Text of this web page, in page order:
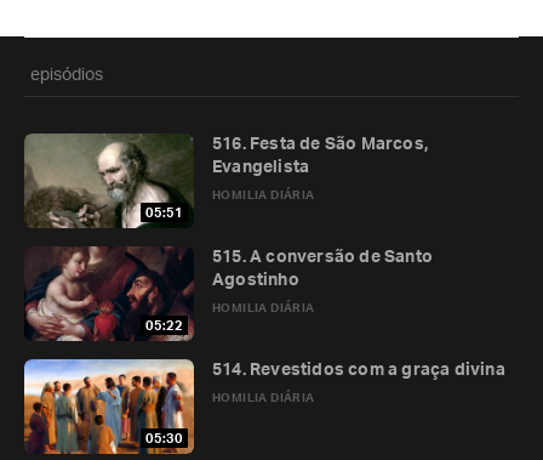
episódios
05:51
HOMILIA DIÁRIA
516. Festa de São Marcos,
Evangelista
05:22
HOMILIA DIÁRIA
515. A conversão de Santo
Agostinho
05:30
HOMILIA DIÁRIA
514. Revestidos com a graça divina